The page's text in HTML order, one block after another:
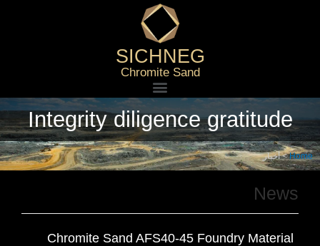
SICHNEG
Chromite Sand
Integrity diligence gratitude
Home
>أخبار
News
Chromite Sand AFS40-45 Foundry Material